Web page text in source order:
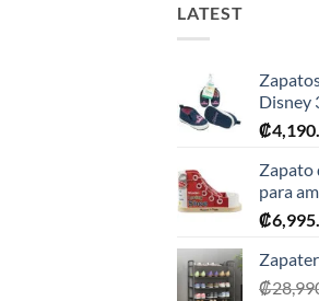
LATEST
Disney
₡
Zapato
para
₡
₡